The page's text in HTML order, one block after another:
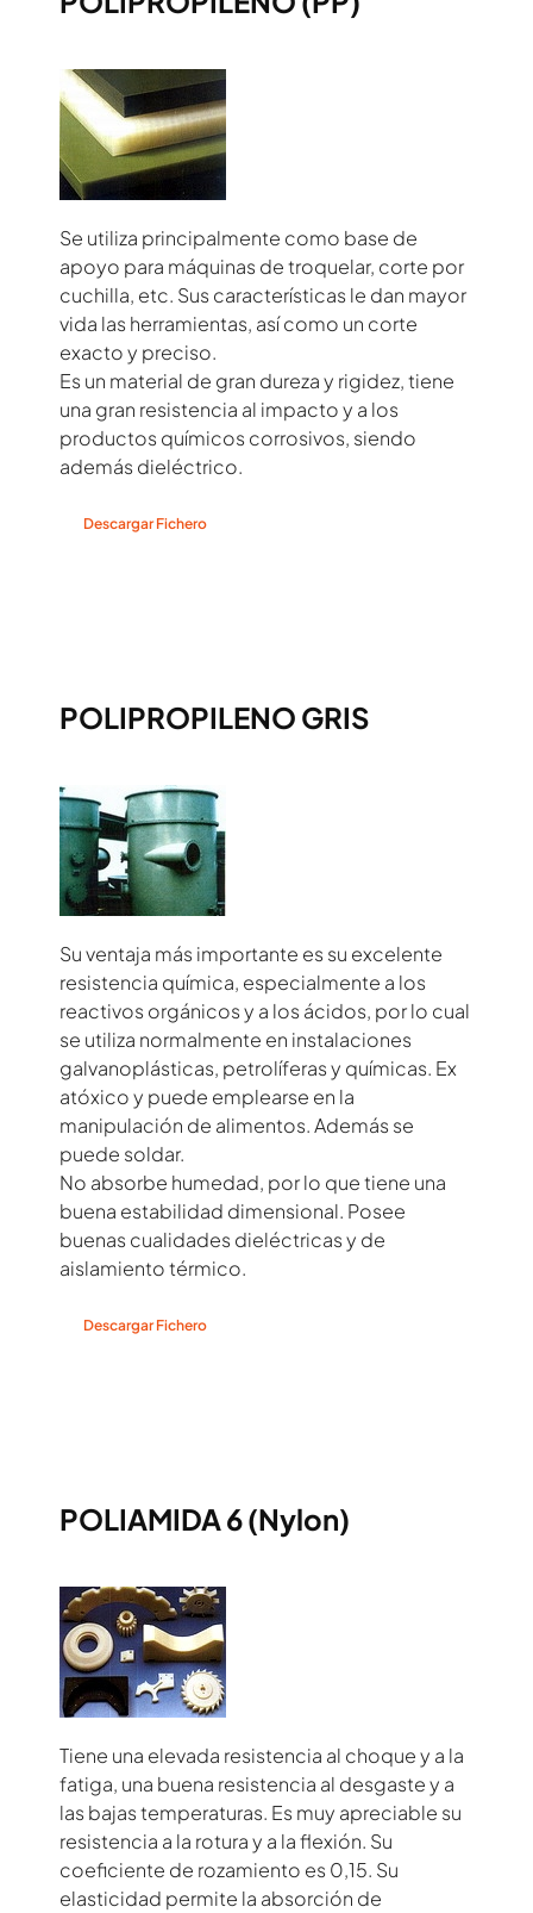
Se utiliza principalmente como base de
apoyo para máquinas de troquelar, corte por
cuchilla, etc. Sus características le dan mayor
vida las herramientas, así como un corte
exacto y preciso.
Es un material de gran dureza y rigidez, tiene
una gran resistencia al impacto y a los
productos químicos corrosivos, siendo
además dieléctrico.
Descargar Fichero
POLIPROPILENO GRIS
Su ventaja más importante es su excelente
resistencia química, especialmente a los
reactivos orgánicos y a los ácidos, por lo cual
se utiliza normalmente en instalaciones
galvanoplásticas, petrolíferas y químicas. Ex
atóxico y puede emplearse en la
manipulación de alimentos. Además se
puede soldar.
No absorbe humedad, por lo que tiene una
buena estabilidad dimensional. Posee
buenas cualidades dieléctricas y de
aislamiento térmico.
Descargar Fichero
POLIAMIDA 6 (Nylon)
Tiene una elevada resistencia al choque y a la
fatiga, una buena resistencia al desgaste y a
las bajas temperaturas. Es muy apreciable su
resistencia a la rotura y a la flexión. Su
coeficiente de rozamiento es 0,15. Su
elasticidad permite la absorción de